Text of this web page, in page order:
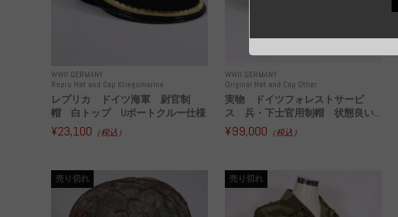
WWII GERMANY
Repro Hat and Cap Kriegsmarine
レプリカ ドイツ海軍 尉官制
帽 白トップ Uボートクルー仕様
¥23,100 （税込）
WWII GERMANY
Original Hat and Cap Other
実物 ドイツフォレストサービ
ス 兵・下士官用制帽 状態良い...
¥99,000 （税込）
売り切れ 売り切れ